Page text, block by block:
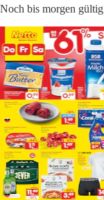
Noch bis morgen gültig